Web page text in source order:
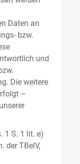
Daten an
bzw.
und
Die weitere
–
1 S. 1 lit. e)
der TBelV,